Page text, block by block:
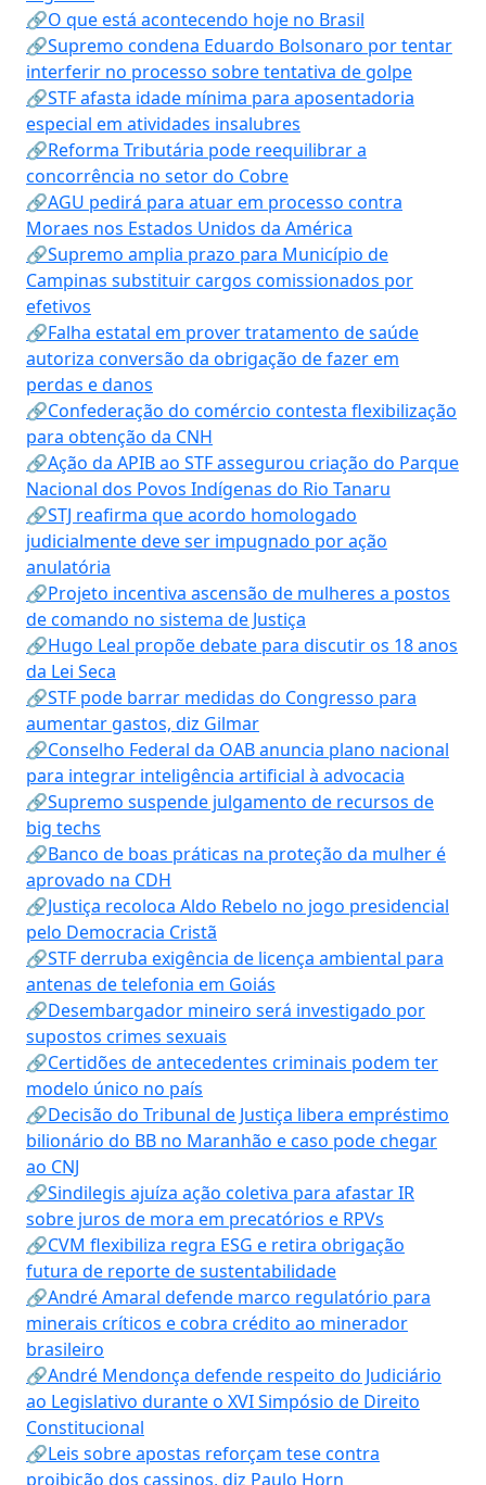
🔗O que está acontecendo hoje no Brasil
🔗Supremo condena Eduardo Bolsonaro por tentar
interferir no processo sobre tentativa de golpe
🔗STF afasta idade mínima para aposentadoria
especial em atividades insalubres
🔗Reforma Tributária pode reequilibrar a
concorrência no setor do Cobre
🔗AGU pedirá para atuar em processo contra
Moraes nos Estados Unidos da América
🔗Supremo amplia prazo para Município de
Campinas substituir cargos comissionados por
efetivos
🔗Falha estatal em prover tratamento de saúde
autoriza conversão da obrigação de fazer em
perdas e danos
🔗Confederação do comércio contesta flexibilização
para obtenção da CNH
🔗Ação da APIB ao STF assegurou criação do Parque
Nacional dos Povos Indígenas do Rio Tanaru
🔗STJ reafirma que acordo homologado
judicialmente deve ser impugnado por ação
anulatória
🔗Projeto incentiva ascensão de mulheres a postos
de comando no sistema de Justiça
🔗Hugo Leal propõe debate para discutir os 18 anos
da Lei Seca
🔗STF pode barrar medidas do Congresso para
aumentar gastos, diz Gilmar
🔗Conselho Federal da OAB anuncia plano nacional
para integrar inteligência artificial à advocacia
🔗Supremo suspende julgamento de recursos de
big techs
🔗Banco de boas práticas na proteção da mulher é
aprovado na CDH
🔗Justiça recoloca Aldo Rebelo no jogo presidencial
pelo Democracia Cristã
🔗STF derruba exigência de licença ambiental para
antenas de telefonia em Goiás
🔗Desembargador mineiro será investigado por
supostos crimes sexuais
🔗Certidões de antecedentes criminais podem ter
modelo único no país
🔗Decisão do Tribunal de Justiça libera empréstimo
bilionário do BB no Maranhão e caso pode chegar
ao CNJ
🔗Sindilegis ajuíza ação coletiva para afastar IR
sobre juros de mora em precatórios e RPVs
🔗CVM flexibiliza regra ESG e retira obrigação
futura de reporte de sustentabilidade
🔗André Amaral defende marco regulatório para
minerais críticos e cobra crédito ao minerador
brasileiro
🔗André Mendonça defende respeito do Judiciário
ao Legislativo durante o XVI Simpósio de Direito
Constitucional
🔗Leis sobre apostas reforçam tese contra
proibição dos cassinos, diz Paulo Horn